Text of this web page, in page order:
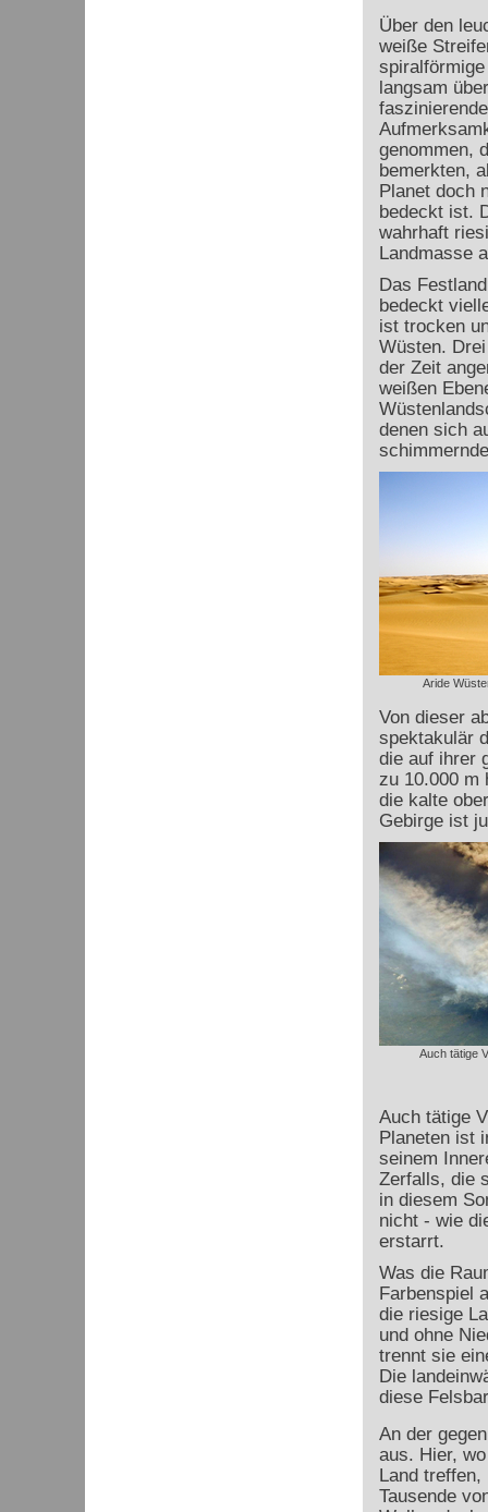
Über den
weiße
langsam
genommen,
bemerkten,
Planet doch
bedeckt ist.
wahrhaft
Landmasse
Das
bedeckt
ist trocken
Wüsten.
der Zeit
weißen
denen sich
Aride
Von dieser
spektakulär
die auf ihrer
zu 10.000 m
die kalte
Gebirge ist
Auch tätige
Auch tätige
Planeten ist
seinem
Zerfalls, die
in diesem
nicht - wie
erstarrt.
Was die
Farbenspiel
die riesige
und ohne
trennt sie
Die
diese
An der
aus. Hier,
Land
Tausende